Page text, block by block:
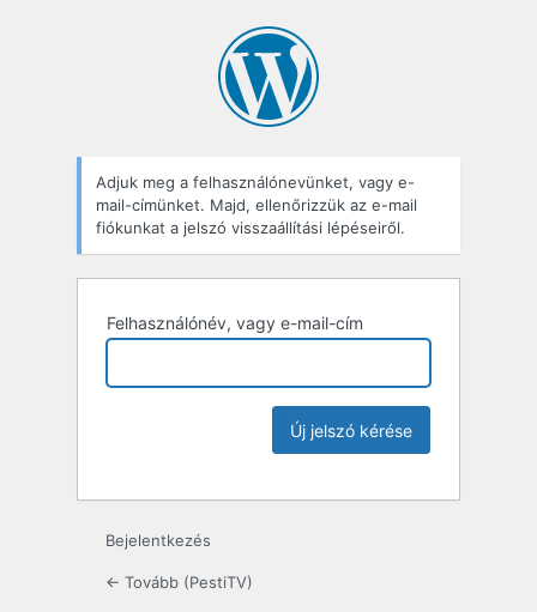
Adjuk meg a felhasználónevünket, vagy e-
mail-címünket. Majd, ellenőrizzük az e-mail
fiókunkat a jelszó visszaállítási lépéseiről.
Felhasználónév, vagy e-mail-cím
Bejelentkezés
← Tovább (PestiTV)